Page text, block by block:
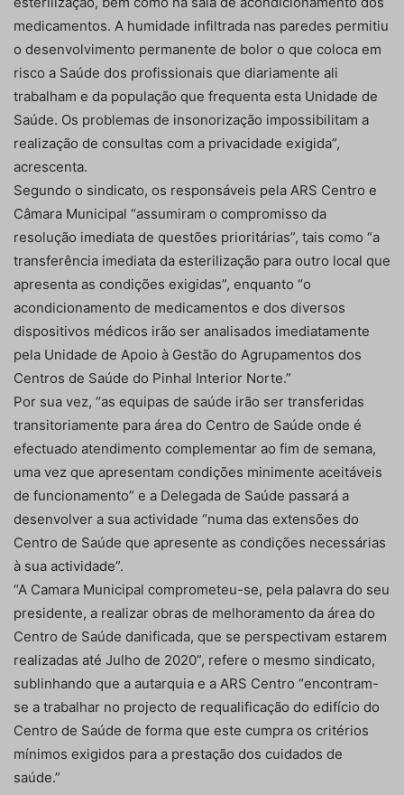
medicamentos. A humidade infiltrada nas paredes permitiu
o desenvolvimento permanente de bolor o que coloca em
risco a Saúde dos profissionais que diariamente ali
trabalham e da população que frequenta esta Unidade de
Saúde. Os problemas de insonorização impossibilitam a
realização de consultas com a privacidade exigida”,
acrescenta.
Segundo o sindicato, os responsáveis pela ARS Centro e
Câmara Municipal “assumiram o compromisso da
resolução imediata de questões prioritárias”, tais como “a
transferência imediata da esterilização para outro local que
apresenta as condições exigidas”, enquanto “o
acondicionamento de medicamentos e dos diversos
dispositivos médicos irão ser analisados imediatamente
pela Unidade de Apoio à Gestão do Agrupamentos dos
Centros de Saúde do Pinhal Interior Norte.”
Por sua vez, “as equipas de saúde irão ser transferidas
transitoriamente para área do Centro de Saúde onde é
efectuado atendimento complementar ao fim de semana,
uma vez que apresentam condições minimente aceitáveis
de funcionamento” e a Delegada de Saúde passará a
desenvolver a sua actividade “numa das extensões do
Centro de Saúde que apresente as condições necessárias
à sua actividade”.
“A Camara Municipal comprometeu-se, pela palavra do seu
presidente, a realizar obras de melhoramento da área do
Centro de Saúde danificada, que se perspectivam estarem
realizadas até Julho de 2020”, refere o mesmo sindicato,
sublinhando que a autarquia e a ARS Centro “encontram-
se a trabalhar no projecto de requalificação do edifício do
Centro de Saúde de forma que este cumpra os critérios
mínimos exigidos para a prestação dos cuidados de
saúde.”